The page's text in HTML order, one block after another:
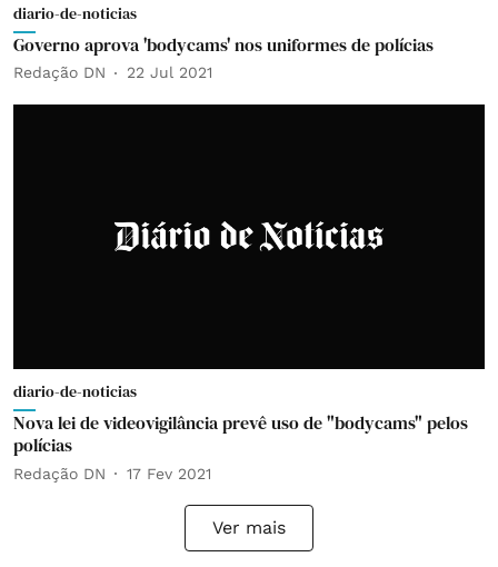
diario-de-noticias
Governo aprova 'bodycams' nos uniformes de polícias
Redação DN 22 Jul 2021
diario-de-noticias
Nova lei de videovigilância prevê uso de "bodycams" pelos
polícias
Redação DN 17 Fev 2021
Ver mais